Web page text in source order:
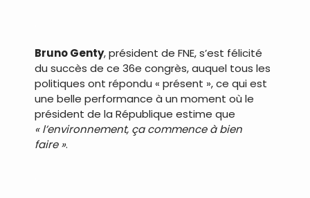
Bruno Genty, président de FNE, s’est félicité
du succès de ce 36e congrès, auquel tous les
politiques ont répondu « présent », ce qui est
une belle performance à un moment où le
président de la République estime que
« l’environnement, ça commence à bien
faire ».